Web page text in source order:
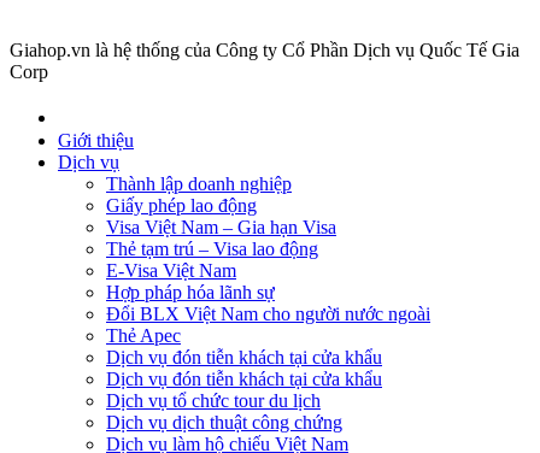
Giahop.vn là hệ thống của Công ty Cổ Phần Dịch vụ Quốc Tế Gia
Corp
Giới thiệu
Dịch vụ
Thành lập doanh nghiệp
Giấy phép lao động
Visa Việt Nam – Gia hạn Visa
Thẻ tạm trú – Visa lao động
E-Visa Việt Nam
Hợp pháp hóa lãnh sự
Đổi BLX Việt Nam cho người nước ngoài
Thẻ Apec
Dịch vụ đón tiễn khách tại cửa khẩu
Dịch vụ đón tiễn khách tại cửa khẩu
Dịch vụ tổ chức tour du lịch
Dịch vụ dịch thuật công chứng
Dịch vụ làm hộ chiếu Việt Nam